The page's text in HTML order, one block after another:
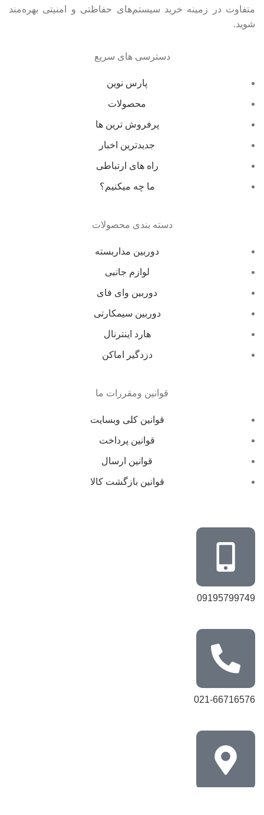
متفاوت در زمینه خرید سیستم‌های حفاظتی و امنیتی بهره‌مند
شوید.
دسترسی های سریع
پارس نوین
محصولات
پرفروش ترین ها
جدیدترین اخبار
راه های ارتباطی
ما چه میکنیم؟
دسته بندی محصولات
دوربین مداربسته
لوازم جانبی
دوربین وای فای
دوربین سیمکارتی
هارد اینترنال
دزدگیر اماکن
قوانین ومقررات ما
قوانین کلی وبسایت
قوانین پرداخت
قوانین ارسال
قوانین بازگشت کالا
09195799749
021-66716576